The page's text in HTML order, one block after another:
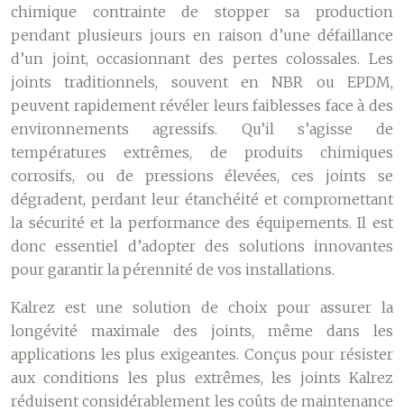
chimique contrainte de stopper sa production
pendant plusieurs jours en raison d’une défaillance
d’un joint, occasionnant des pertes colossales. Les
joints traditionnels, souvent en NBR ou EPDM,
peuvent rapidement révéler leurs faiblesses face à des
environnements agressifs. Qu’il s’agisse de
températures extrêmes, de produits chimiques
corrosifs, ou de pressions élevées, ces joints se
dégradent, perdant leur étanchéité et compromettant
la sécurité et la performance des équipements. Il est
donc essentiel d’adopter des solutions innovantes
pour garantir la pérennité de vos installations.
Kalrez est une solution de choix pour assurer la
longévité maximale des joints, même dans les
applications les plus exigeantes. Conçus pour résister
aux conditions les plus extrêmes, les joints Kalrez
réduisent considérablement les coûts de maintenance